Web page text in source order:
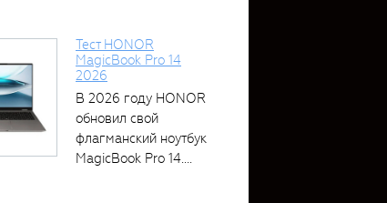
Тест HONOR
MagicBook Pro 14
2026
В 2026 году HONOR
обновил свой
флагманский ноутбук
MagicBook Pro 14....